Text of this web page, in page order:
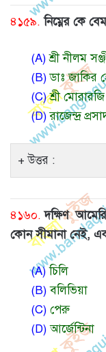
৪১৫৯. নিম্নের কে
(A)শ্রী নীলম
(B)ডাঃ জাকির
(C)শ্রী
(D)রাজেন্দ্র
উত্তর :
৪১৬০. দক্ষিণ
কোন সীমানা নেই,
(A)চিলি
(B)বলিভিয়া
(C) পেরু
(D)আর্জেন্টিনা